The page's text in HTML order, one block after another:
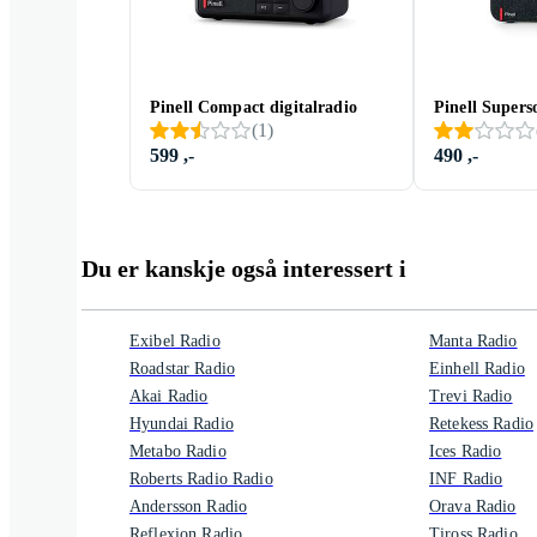
Pinell Compact digitalradio
(1)
599 ,-
Pinell
490 ,-
Du er kanskje også interessert i
Exibel Radio
Roadstar Radio
Akai Radio
Hyundai Radio
Metabo Radio
Roberts Radio Radio
Andersson Radio
Manta Radio
Einhell Radio
Trevi Radio
Retekess Radio
Ices Radio
INF Radio
Orava Radio